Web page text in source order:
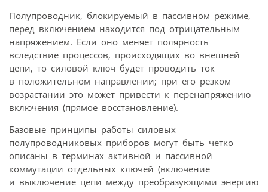
Полупроводник, блокируемый в пассивном режиме,
перед включением находится под отрицательным
напряжением. Если оно меняет полярность
вследствие процессов, происходящих во внешней
цепи, то силовой ключ будет проводить ток
в положительном направлении; при его резком
возрастании это может привести к перенапряжению
включения (прямое восстановление).
Базовые принципы работы силовых
полупроводниковых приборов могут быть четко
описаны в терминах активной и пассивной
коммутации отдельных ключей (включение
и выключение цепи между преобразующими энергию